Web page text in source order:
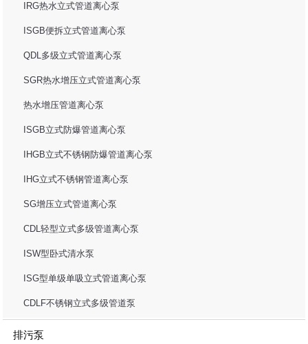
IRG热水立式管道离心泵
ISGB便拆立式管道离心泵
QDL多级立式管道离心泵
SGR热水增压立式管道离心泵
热水增压管道离心泵
ISGB立式防爆管道离心泵
IHGB立式不锈钢防爆管道离心泵
IHG立式不锈钢管道离心泵
SG增压立式管道离心泵
CDL轻型立式多级管道离心泵
ISW型卧式清水泵
ISG型单级单吸立式管道离心泵
CDLF不锈钢立式多级管道泵
排污泵